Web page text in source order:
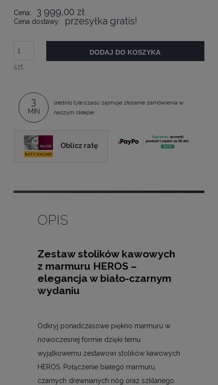
Cena: 3 999,00 zł
Cena dostawy: przesyłka gratis!
szt.
DODAJ DO KOSZYKA
3
MIN
średnio tyle czasu zajmuje złożenie zamówienia w
naszym sklepie
Oblicz ratę
OPIS
Zestaw stolików kawowych
z marmuru HEROS –
elegancja w biało-czarnym
wydaniu
Odkryj ponadczasowe piękno marmuru w
nowoczesnej formie dzięki temu
wyjątkowemu zestawowi stolików kawowych
HEROS. Połączenie białego marmuru,
czarnych drewnianych nóg oraz szklanego